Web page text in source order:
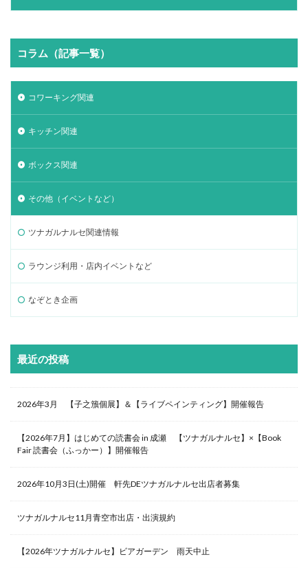
コラム（記事一覧）
コワーキング関連
キッチン関連
ボックス関連
その他（イベントなど）
ツナガルナルセ関連情報
ラウンジ利用・店内イベントなど
なぞとき企画
最近の投稿
2026年3月 【子之籏個展】＆【ライブペインティング】開催報告
【2026年7月】はじめての読書会 in 成瀬 【ツナガルナルセ】×【Book
Fair 読書会（ふっかー）】開催報告
2026年10月3日(土)開催 軒先DEツナガルナルセ出店者募集
ツナガルナルセ11月青空市出店・出演規約
【2026年ツナガルナルセ】ビアガーデン 雨天中止